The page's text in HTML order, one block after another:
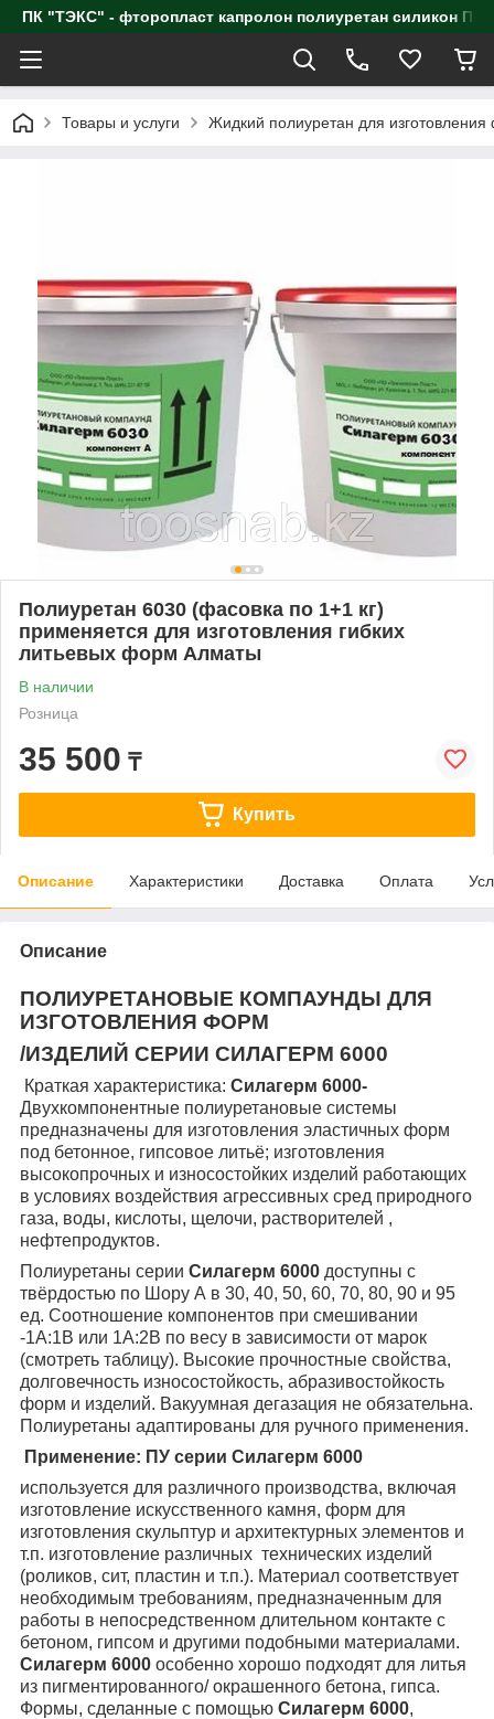
ПК "ТЭКС" - фторопласт капролон полиуретан
Товары и услуги Жидкий полиуретан для
Полиуретан 6030 (фасовка по 1+1 кг)
применяется для изготовления гибких
литьевых форм Алматы
В наличии
Розница
35 500 ₸
Купить
Описание Характеристики Доставка Оплата
Описание
ПОЛИУРЕТАНОВЫЕ КОМПАУНДЫ ДЛЯ
ИЗГОТОВЛЕНИЯ ФОРМ
/ИЗДЕЛИЙ СЕРИИ СИЛАГЕРМ 6000
Краткая характеристика: Силагерм 6000-
Двухкомпонентные полиуретановые системы
предназначены для изготовления эластичных форм
под бетонное, гипсовое литьё; изготовления
высокопрочных и износостойких изделий работающих
в условиях воздействия агрессивных сред природного
газа, воды, кислоты, щелочи, растворителей ,
нефтепродуктов.
Полиуретаны серии Силагерм 6000 доступны с
твёрдостью по Шору А в 30, 40, 50, 60, 70, 80, 90 и 95
ед. Соотношение компонентов при смешивании
-1А:1В или 1А:2В по весу в зависимости от марок
(смотреть таблицу). Высокие прочностные свойства,
долговечность износостойкость, абразивостойкость
форм и изделий. Вакуумная дегазация не обязательна.
Полиуретаны адаптированы для ручного применения.
Применение: ПУ серии Силагерм 6000
используется для различного производства, включая
изготовление искусственного камня, форм для
изготовления скульптур и архитектурных элементов и
т.п. изготовление различных технических изделий
(роликов, сит, пластин и т.п.). Материал соответствует
необходимым требованиям, предназначенным для
работы в непосредственном длительном контакте с
бетоном, гипсом и другими подобными материалами.
Силагерм 6000 особенно хорошо подходят для литья
из пигментированного/ окрашенного бетона, гипса.
Формы, сделанные с помощью Силагерм 6000,